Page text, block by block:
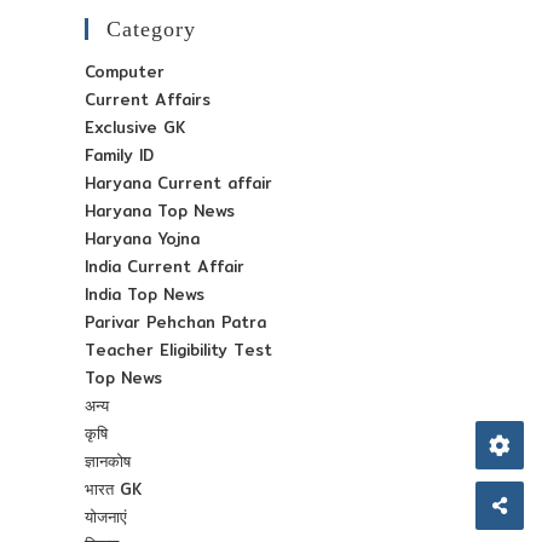
Category
Computer
Current Affairs
Exclusive GK
Family ID
Haryana Current affair
Haryana Top News
Haryana Yojna
India Current Affair
India Top News
Parivar Pehchan Patra
Teacher Eligibility Test
Top News
अन्य
कृषि
ज्ञानकोष
भारत GK
योजनाएं